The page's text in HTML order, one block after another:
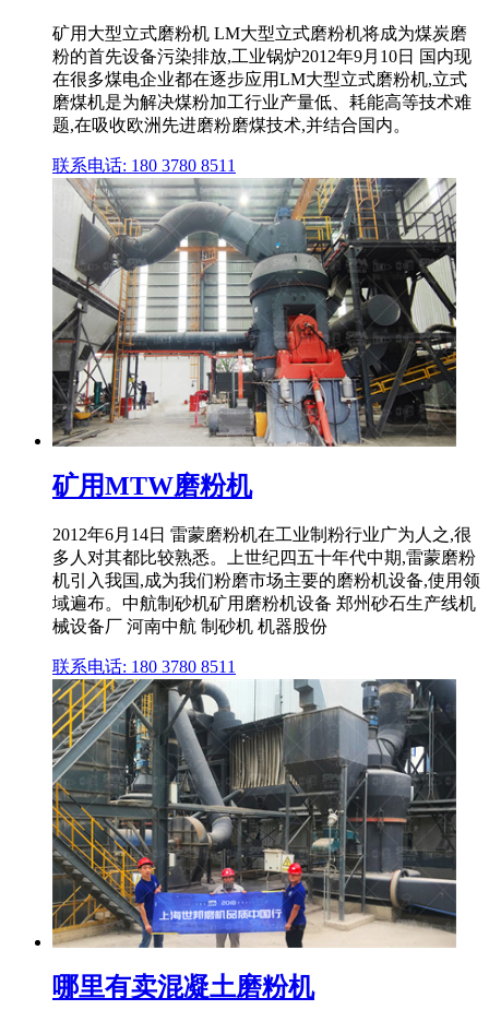
矿用大型立式磨粉机 LM大型立式磨粉机将成为煤炭磨
粉的首先设备污染排放,工业锅炉2012年9月10日 国内现
在很多煤电企业都在逐步应用LM大型立式磨粉机,立式
磨煤机是为解决煤粉加工行业产量低、耗能高等技术难
题,在吸收欧洲先进磨粉磨煤技术,并结合国内。
联系电话: 180 3780 8511
矿用MTW磨粉机
2012年6月14日 雷蒙磨粉机在工业制粉行业广为人之,很
多人对其都比较熟悉。上世纪四五十年代中期,雷蒙磨粉
机引入我国,成为我们粉磨市场主要的磨粉机设备,使用领
域遍布。中航制砂机矿用磨粉机设备 郑州砂石生产线机
械设备厂 河南中航 制砂机 机器股份
联系电话: 180 3780 8511
哪里有卖混凝土磨粉机